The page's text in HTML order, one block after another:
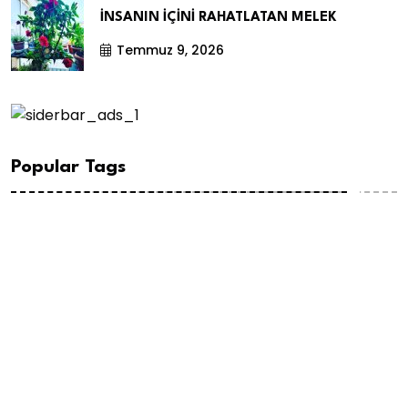
İNSANIN İÇİNİ RAHATLATAN MELEK
Temmuz 9, 2026
Popular Tags